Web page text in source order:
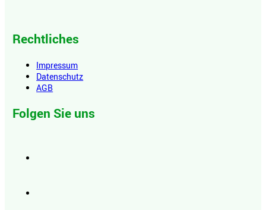
Rechtliches
Impressum
Datenschutz
AGB
Folgen Sie uns